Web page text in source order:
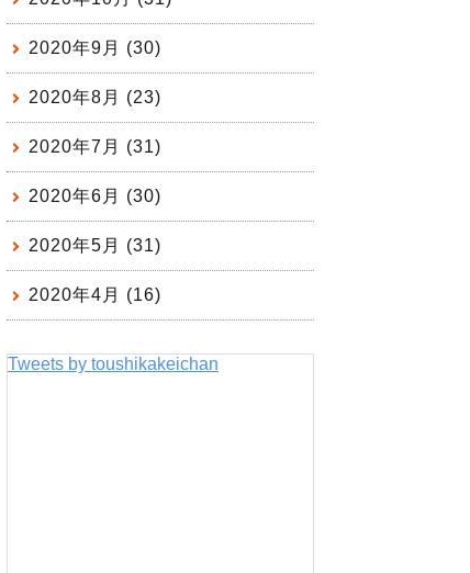
2020年9月 (30)
2020年8月 (23)
2020年7月 (31)
2020年6月 (30)
2020年5月 (31)
2020年4月 (16)
Tweets by toushikakeichan